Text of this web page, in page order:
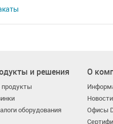
и решения
продукты
оборудования
О
Новости
Офисы